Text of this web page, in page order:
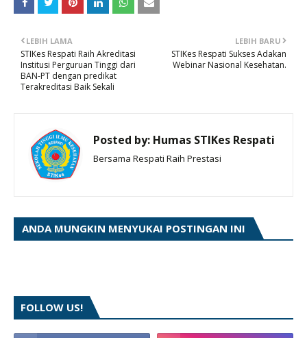
LEBIH BARU
STIKes Respati Sukses Adakan
Webinar Nasional Kesehatan.
LEBIH LAMA
STIKes Respati Raih Akreditasi
Institusi Perguruan Tinggi dari
BAN-PT dengan predikat
Terakreditasi Baik Sekali
Posted by: Humas STIKes Respati
Bersama Respati Raih Prestasi
ANDA MUNGKIN MENYUKAI POSTINGAN INI
FOLLOW US!